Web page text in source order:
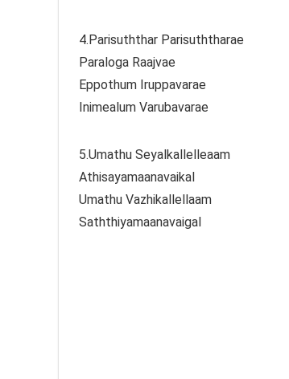
4.Parisuththar Parisuththarae
Paraloga Raajvae
Eppothum Iruppavarae
Inimealum Varubavarae
5.Umathu Seyalkallelleaam
Athisayamaanavaikal
Umathu Vazhikallellaam
Saththiyamaanavaigal